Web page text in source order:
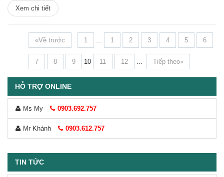
HỖ TRỢ ONLINE
Ms My 0903.692.757
Mr Khánh 0903.612.757
TIN TỨC
Xem chi tiết
«Về trước 1 1 2 3 4 5 6
7 8 9 10 11 12 Tiếp theo»